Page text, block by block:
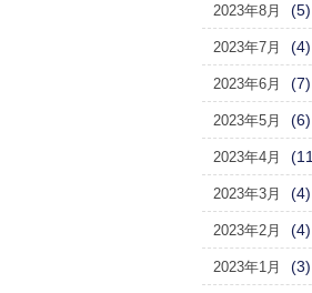
2023年8月 (5)
2023年7月 (4)
2023年6月 (7)
2023年5月 (6)
2023年4月
2023年3月 (4)
2023年2月 (4)
2023年1月 (3)